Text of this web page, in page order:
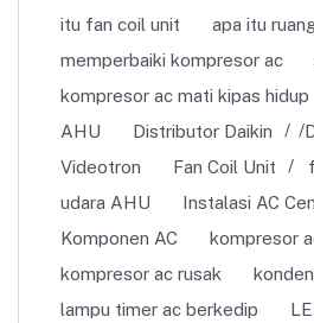
itu fan coil unit
apa itu
memperbaiki kompresor ac
kompresor ac mati kipas hidup
AHU
Distributor Daikin
Videotron
Fan Coil Unit
udara AHU
Instalasi AC
Komponen AC
kompresor
kompresor ac rusak
lampu timer ac berkedip